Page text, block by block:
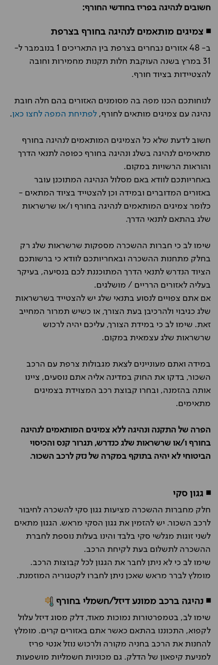
חשובים לנהיגה בפריז בחודשי החורף:
◾ צמיגים מותאמים לנהיגה בחורף בצרפת
ב- 48 אזורים נבחרים בצרפת בין התאריכים 1 בנובמבר ל-
31 במרץ בשנה העוקבת חלות תקנות מחמירות וחובה
להצטיידות בציוד חורף.
לנוחותכם הכנו מפה בה מסומנים האזורים בהם חלה חובת
נהיגה עם צמיגים מותאים לחורף, לפתיחת המפה לחצו כאן.
חשוב לדעת שלא כל הצמיגים המותאמים לנהיגה בחורף
מתאימים לנהיגה בשלג ונהיגה בחורף כפופה לתנאי הדרך
והוראות הרשויות במקום.
באחריותכם לוודא באם מסלול הנהיגה המתוכנן עובר
באזורים המדוברים ובמידה וכן להצטייד בציוד המתאים -
כלומר צמיגים המותאמים לנהיגה בחורף ו/או שרשראות
שלג בהתאם לתנאי הדרך.
שימו לב כי חברות ההשכרה מספקות שרשראות שלג רק
בחלק מתחנות ההשכרה ובאחריותכם לוודא כי ברשותכם
הציוד הנדרש לתנאי הדרך המתוכננת לכם בנסיעה, בעיקר
בעליה לאזורים הרריים / מושלגים.
אם אתם צפויים לנסוע בתנאי שלג יש להצטייד בשרשראות
שלג כגיבוי ולהרכיבן בעת הצורך, או כשיש תמרור המחייב
זאת. שימו לב כי במידת הצורך, עליכם יהיה לרכוש
שרשראות שלג עצמאית במקום.
במידה ואתם מעוניינים לצאת מגבולות צרפת עם הרכב
השכור, בדקו את החוק במדינה אליה אתם נוסעים, ציינו
אותה בהזמנה, ובחרו קבוצת רכב המצוידת בצמיגים
מתאימים.
הפרה של התקנה ונהיגה ללא צמיגים המותאמים לנהיגה
בחורף ו/או שרשראות שלג כנדרש, תגרור קנס והכיסוי
הביטוחי לא יהיה בתוקף במקרה של נזק לרכב השכור.
◾ גגון סקי
חלק מחברות ההשכרה מציעות גגון סקי להשכרה לחיבור
לרכב השכור. יש להזמין את גגון הסקי מראש. הגגון מתאים
לשני זוגות מגלשי סקי בלבד והינו בעלות נוספת לחברת
ההשכרה לתשלום בעת לקיחת הרכב.
שימו לב כי לא ניתן לחבר את הגגון לכל קבוצות הרכב.
מומלץ לברר מראש שאכן ניתן לחברו לקטגוריה המוזמנת.
◾ נהיגה ברכב ממונע דיזל/חשמלי בחורף
שימו לב, בטמפרטורות נמוכות מאוד, דלק מסוג דיזל עלול
לקפוא, התכוננו בהתאם כאשר אתם באזורים קרים. מומלץ
להחנות את הרכב בחניה מקורה ולרכוש נוזל אנטי פריז
למניעת קיפאון של הדלק. גם מכוניות חשמליות מושפעות